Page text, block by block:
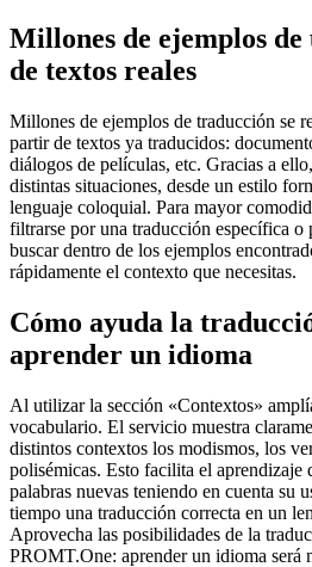
Millones de ejemplos de
de textos reales
Millones de ejemplos de traducción se
partir de textos ya traducidos:
diálogos de películas, etc. Gracias a
distintas situaciones, desde un estilo
lenguaje coloquial. Para mayor
filtrarse por una traducción específica o
buscar dentro de los ejemplos
rápidamente el contexto que necesitas.
Cómo ayuda la
aprender un idioma
Al utilizar la sección «Contextos»
vocabulario. El servicio muestra
distintos contextos los modismos, los
polisémicas. Esto facilita el aprendizaje
palabras nuevas teniendo en cuenta su
tiempo una traducción correcta en un
Aprovecha las posibilidades de la
PROMT.One: aprender un idioma será